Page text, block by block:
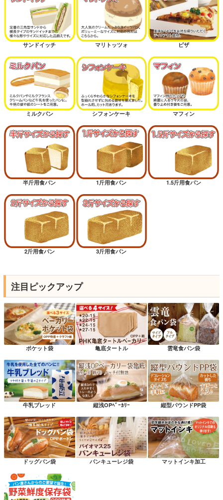
サンドイッチ マリトッツォ ピザ
ミルクパン シフォンケーキ マフィン
半斤用食パン 1斤用食パン 1.5斤用食パン
2斤用食パン 3斤用食パン
注目ピックアップ
ポケット袋 亀底タートル 雲竜食パン袋
牛乳ブレッド 縦浅OPﾍﾞｰｶﾘｰ 縦型パウンドPP袋
ドッグパン袋 パンキューレジ袋 マットインキ加工